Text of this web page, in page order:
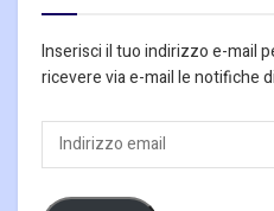
Inserisci il tuo indirizzo e-mail
ricevere via e-mail le notifiche
Indirizzo
email